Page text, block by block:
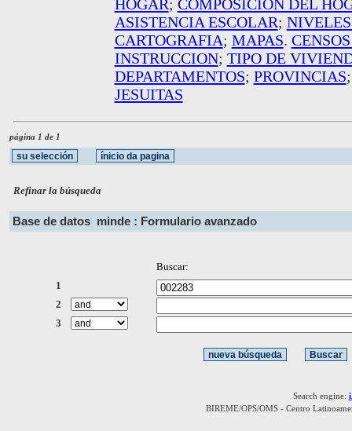
HOGAR; COMPOSICION DEL
ASISTENCIA ESCOLAR;
CARTOGRAFIA; MAPAS.
INSTRUCCION; TIPO DE
DEPARTAMENTOS; PROVINCIAS
JESUITAS
página 1 de 1
Refinar la búsqueda
Base de datos minde : Formulario avanzado
Buscar:
1
2
3
Search engine:
BIREME/OPS/OMS - Centro